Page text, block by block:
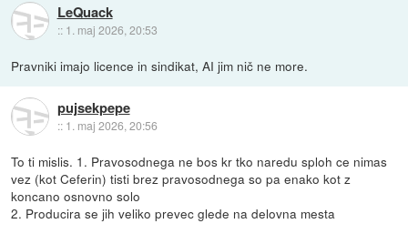
LeQuack
:: 1. maj 2026, 20:53
Pravniki imajo licence in sindikat, AI jim nič ne more.
pujsekpepe
:: 1. maj 2026, 20:56
To ti mislis. 1. Pravosodnega ne bos kr tko naredu sploh ce nimas
vez (kot Ceferin) tisti brez pravosodnega so pa enako kot z
koncano osnovno solo
2. Producira se jih veliko prevec glede na delovna mesta